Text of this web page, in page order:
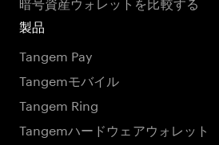
製品
Tangem Pay
Tangemモバイル
Tangem Ring
Tangemハードウェアウォレット